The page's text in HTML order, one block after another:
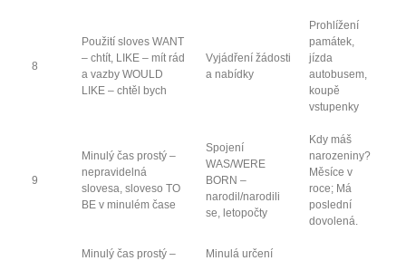
8
Použití sloves WANT
– chtít, LIKE – mít rád
a vazby WOULD
LIKE – chtěl bych
Vyjádření žádosti
a nabídky
Prohlížení
památek,
jízda
autobusem,
koupě
vstupenky
9
Minulý čas prostý –
nepravidelná
slovesa, sloveso TO
BE v minulém čase
Spojení
WAS/WERE
BORN –
narodil/narodili
se, letopočty
Kdy máš
narozeniny?
Měsíce v
roce; Má
poslední
dovolená.
Minulý čas prostý –
Minulá určení